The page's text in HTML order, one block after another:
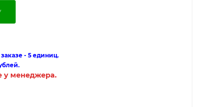
- 5 единиц.
у менеджера.